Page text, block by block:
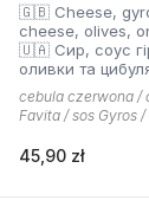
🇬🇧 Cheese,
cheese, olives,
🇺🇦 Сир, соус
оливки та
cebula czerwona /
Favita / sos Gyros
45,90 zł